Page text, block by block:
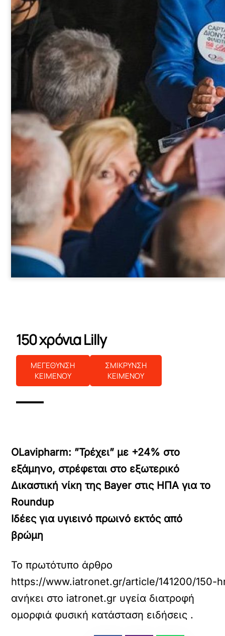
150 χρόνια Lilly
ΜΕΓΕΘΥΝΣΗ
ΚΕΙΜΕΝΟΥ
ΣΜΙΚΡΥΝΣΗ
ΚΕΙΜΕΝΟΥ
OLavipharm: ”Τρέχει” με +24% στο
εξάμηνο, στρέφεται στο εξωτερικό
Δικαστική νίκη της Bayer στις ΗΠΑ για το
Roundup
Ιδέες για υγιεινό πρωινό εκτός από
βρώμη
Το πρωτότυπο άρθρο
https://www.iatronet.gr/article/141200/150-
ανήκει στο iatronet.gr υγεία διατροφή
ομορφιά φυσική κατάσταση ειδήσεις .